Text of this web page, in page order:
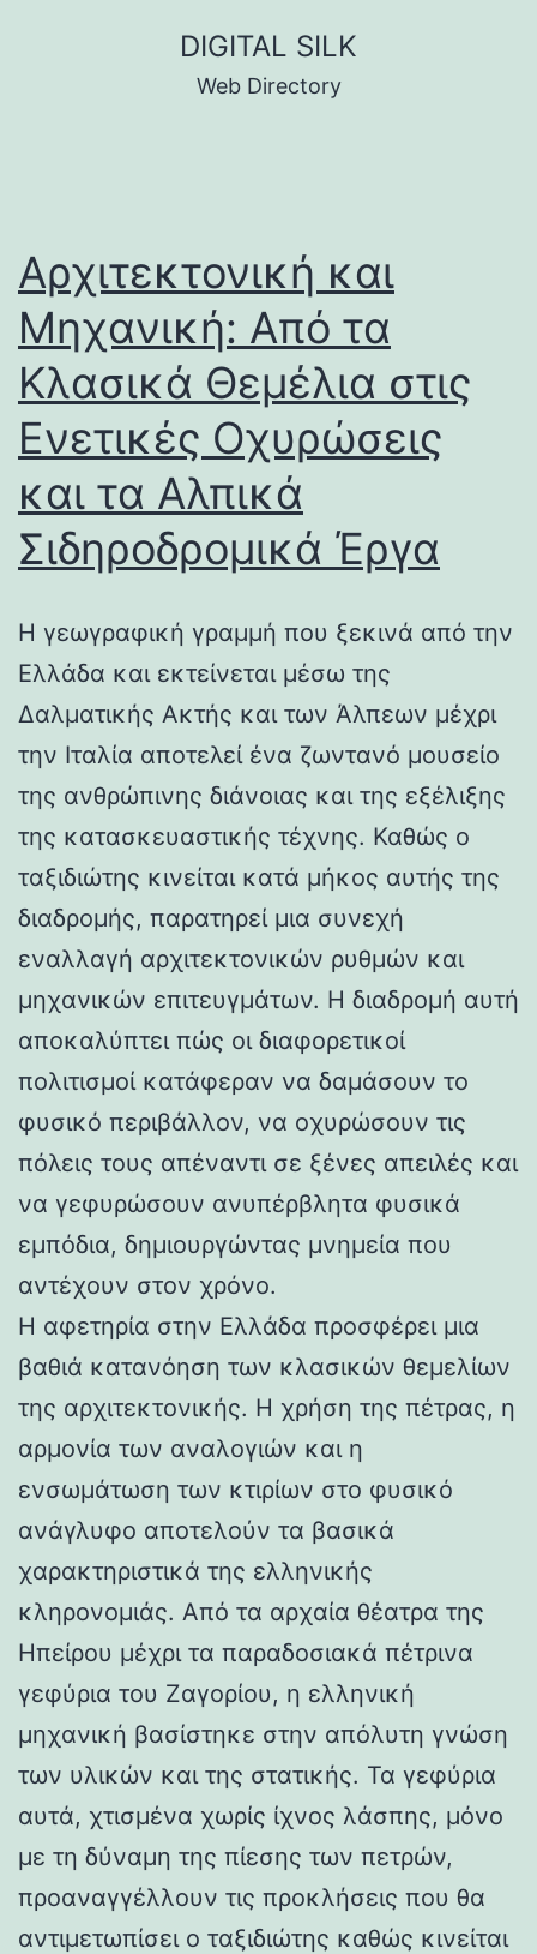
DIGITAL SILK
Web Directory
Αρχιτεκτονική και
Μηχανική: Από τα
Κλασικά Θεμέλια στις
Ενετικές Οχυρώσεις
και τα Αλπικά
Σιδηροδρομικά Έργα
Η γεωγραφική γραμμή που ξεκινά από την
Ελλάδα και εκτείνεται μέσω της
Δαλματικής Ακτής και των Άλπεων μέχρι
την Ιταλία αποτελεί ένα ζωντανό μουσείο
της ανθρώπινης διάνοιας και της εξέλιξης
της κατασκευαστικής τέχνης. Καθώς ο
ταξιδιώτης κινείται κατά μήκος αυτής της
διαδρομής, παρατηρεί μια συνεχή
εναλλαγή αρχιτεκτονικών ρυθμών και
μηχανικών επιτευγμάτων. Η διαδρομή αυτή
αποκαλύπτει πώς οι διαφορετικοί
πολιτισμοί κατάφεραν να δαμάσουν το
φυσικό περιβάλλον, να οχυρώσουν τις
πόλεις τους απέναντι σε ξένες απειλές και
να γεφυρώσουν ανυπέρβλητα φυσικά
εμπόδια, δημιουργώντας μνημεία που
αντέχουν στον χρόνο.
Η αφετηρία στην Ελλάδα προσφέρει μια
βαθιά κατανόηση των κλασικών θεμελίων
της αρχιτεκτονικής. Η χρήση της πέτρας, η
αρμονία των αναλογιών και η
ενσωμάτωση των κτιρίων στο φυσικό
ανάγλυφο αποτελούν τα βασικά
χαρακτηριστικά της ελληνικής
κληρονομιάς. Από τα αρχαία θέατρα της
Ηπείρου μέχρι τα παραδοσιακά πέτρινα
γεφύρια του Ζαγορίου, η ελληνική
μηχανική βασίστηκε στην απόλυτη γνώση
των υλικών και της στατικής. Τα γεφύρια
αυτά, χτισμένα χωρίς ίχνος λάσπης, μόνο
με τη δύναμη της πίεσης των πετρών,
προαναγγέλλουν τις προκλήσεις που θα
αντιμετωπίσει ο ταξιδιώτης καθώς κινείται